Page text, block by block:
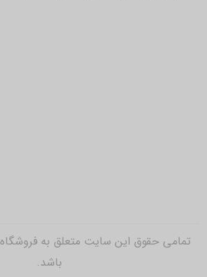
تمامی حقوق این سایت متعلق به
باشد.